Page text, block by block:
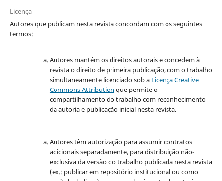
Licença
Autores que publicam nesta revista concordam com os seguintes
termos:
Autores mantém os direitos autorais e concedem à
revista o direito de primeira publicação, com o trabalho
simultaneamente licenciado sob a Licença Creative
Commons Attribution que permite o
compartilhamento do trabalho com reconhecimento
da autoria e publicação inicial nesta revista.
Autores têm autorização para assumir contratos
adicionais separadamente, para distribuição não-
exclusiva da versão do trabalho publicada nesta revista
(ex.: publicar em repositório institucional ou como